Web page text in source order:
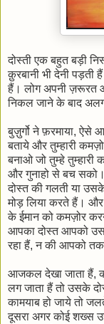
दोस्ती एक बहुत बड़ी
क़ुरबानी भी देनी
हैं। लोग अपनी ज़रूरत
निकल जाने के बाद
बुज़ुर्गो ने फ़रमाया, ऐसे
बताये और तुम्हारी
बनाओ जो तुम्हे तुम्हारी
और गुनाहो से बच
दोस्त की गलती या
मोड़ लिया करते हैं।
के ईमान को कमज़ोर
आपका दोस्त आपको
रहा हैं, न की आपको
आजकल देखा जाता हैं,
लग जाता हैं तो उसके
कामयाब हो जाये तो
दूसरा अगर कोई शख्स